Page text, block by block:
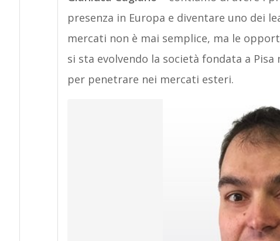
presenza in Europa e diventare uno dei
mercati non è mai semplice, ma le
si sta evolvendo la società fondata a
per penetrare nei mercati esteri.